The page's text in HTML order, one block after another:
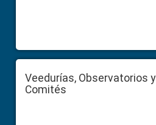
Veedurías, Observatorios y
Comités